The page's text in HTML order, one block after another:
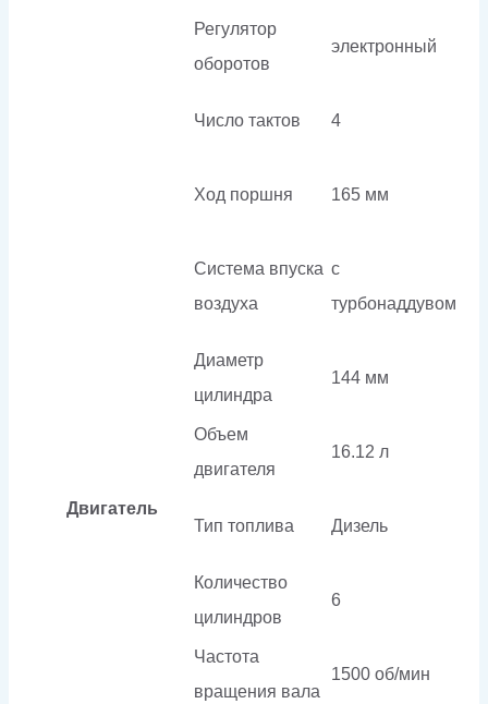
Двигатель
Регулятор
оборотов
электронный
Число тактов 4
Ход поршня 165 мм
Система впуска
воздуха
с
турбонаддувом
Диаметр
цилиндра
144 мм
Объем
двигателя
16.12 л
Тип топлива Дизель
Количество
цилиндров
6
Частота
вращения вала
1500 об/мин